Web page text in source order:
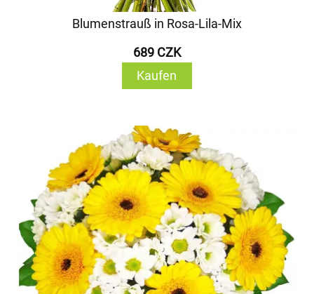
Blumenstrauß in Rosa-Lila-Mix
689 CZK
Kaufen